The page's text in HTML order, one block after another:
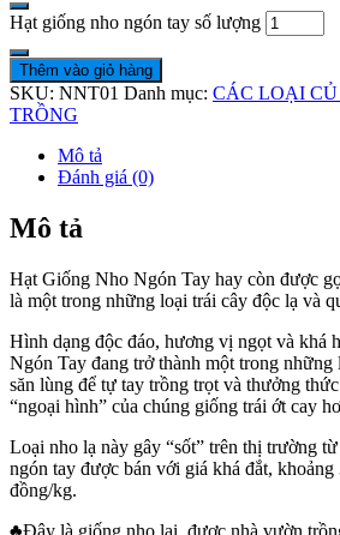
Hạt giống nho ngón tay số lượng
Thêm vào giỏ hàng
SKU: NNT01 Danh mục: CÁC LOẠI CỦ
TRỒNG
Mô tả
Đánh giá (0)
Mô tả
Hạt Giống Nho Ngón Tay hay còn được
là một trong những loại trái cây độc lạ và
Hình dạng độc đáo, hương vị ngọt và khá
Ngón Tay đang trở thành một trong những
săn lùng để tự tay trồng trọt và thưởng
“ngoại hình” của chúng giống trái ớt cay
Loại nho lạ này gây “sốt” trên thị trường
ngón tay được bán với giá khá đắt,
đồng/kg.
♣Đây là giống nho lai, được nhà vườn